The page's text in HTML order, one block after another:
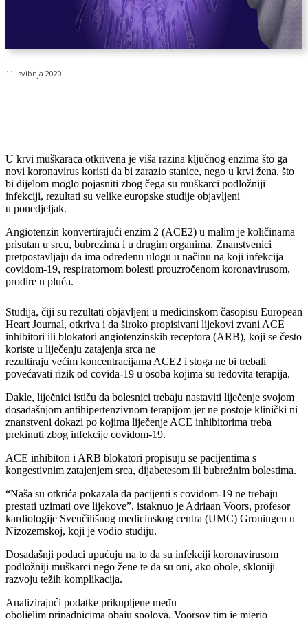
11. svibnja 2020.
U krvi muškaraca otkrivena je viša razina ključnog enzima što ga
novi koronavirus koristi da bi zarazio stanice, nego u krvi žena, što
bi dijelom moglo pojasniti zbog čega su muškarci podložniji
infekciji, rezultati su velike europske studije objavljeni
u ponedjeljak.
Angiotenzin konvertirajući enzim 2 (ACE2) u malim je količinama
prisutan u srcu, bubrezima i u drugim organima. Znanstvenici
pretpostavljaju da ima određenu ulogu u načinu na koji infekcija
covidom-19, respiratornom bolesti prouzročenom koronavirusom,
prodire u pluća.
Studija, čiji su rezultati objavljeni u medicinskom časopisu European
Heart Journal, otkriva i da široko propisivani lijekovi zvani ACE
inhibitori ili blokatori angiotenzinskih receptora (ARB), koji se često
koriste u liječenju zatajenja srca ne
rezultiraju većim koncentracijama ACE2 i stoga ne bi trebali
povećavati rizik od covida-19 u osoba kojima su redovita terapija.
Dakle, liječnici ističu da bolesnici trebaju nastaviti liječenje svojom
dosadašnjom antihipertenzivnom terapijom jer ne postoje klinički ni
znanstveni dokazi po kojima liječenje ACE inhibitorima treba
prekinuti zbog infekcije covidom-19.
ACE inhibitori i ARB blokatori propisuju se pacijentima s
kongestivnim zatajenjem srca, dijabetesom ili bubrežnim bolestima.
“Naša su otkrića pokazala da pacijenti s covidom-19 ne trebaju
prestati uzimati ove lijekove”, istaknuo je Adriaan Voors, profesor
kardiologije Sveučilišnog medicinskog centra (UMC) Groningen u
Nizozemskoj, koji je vodio studiju.
Dosadašnji podaci upućuju na to da su infekciji koronavirusom
podložniji muškarci nego žene te da su oni, ako obole, skloniji
razvoju težih komplikacija.
Analizirajući podatke prikupljene među
oboljelim pripadnicima obaju spolova, Voorsov tim je mjerio